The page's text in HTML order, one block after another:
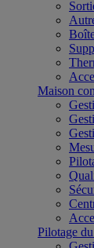
Maison
Pilotage